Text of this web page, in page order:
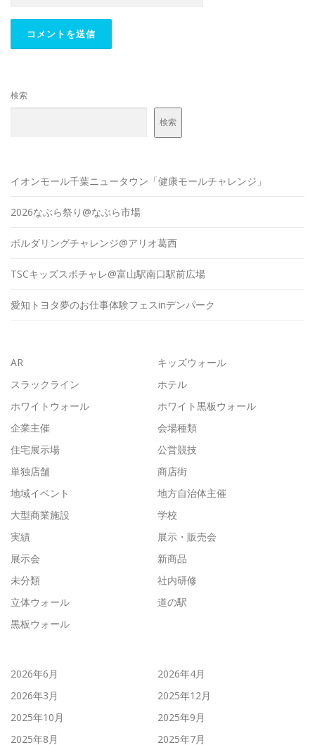
検索
検索
イオンモール千葉ニュータウン「健康モールチャレンジ」
2026なぶら祭り@なぶら市場
ボルダリングチャレンジ@アリオ葛西
TSCキッズスポチャレ@富山駅南口駅前広場
愛知トヨタ夢のお仕事体験フェスinデンパーク
AR
キッズウォール
スラックライン
ホテル
ホワイトウォール
ホワイト黒板ウォール
企業主催
会場種類
住宅展示場
公営競技
単独店舗
商店街
地域イベント
地方自治体主催
大型商業施設
学校
実績
展示・販売会
展示会
新商品
未分類
社内研修
立体ウォール
道の駅
黒板ウォール
2026年6月
2026年4月
2026年3月
2025年12月
2025年10月
2025年9月
2025年8月
2025年7月